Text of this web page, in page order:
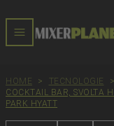
HOME > TECNOLOGIE
>
COCKTAIL BAR, SVOLTA
PARK HYATT